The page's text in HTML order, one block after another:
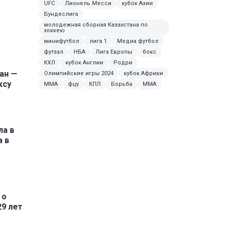
—
в
в
лет
UFC Лионель Месси
кубок Азии
Бундеслига
молодежная сборная Казахстана по
хоккею
минифутбол
лига 1
Медиа футбол
футзал
НБА Лига Европы
бокс
КХЛ
кубок Англии
Родри
Олимпийские игры 2024
кубок Африки
ММА
фцу КПЛ Борьба MMA